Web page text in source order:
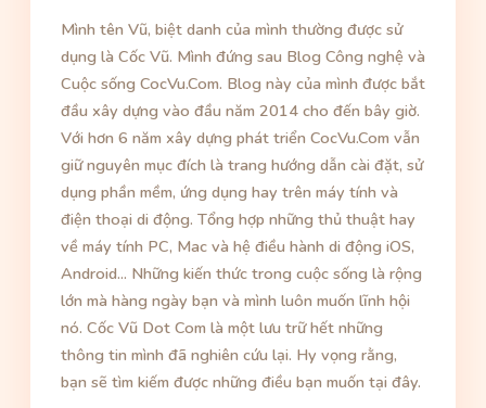
Mình tên Vũ, biệt danh của mình thường được sử
dụng là Cốc Vũ. Mình đứng sau Blog Công nghệ và
Cuộc sống CocVu.Com. Blog này của mình được bắt
đầu xây dựng vào đầu năm 2014 cho đến bây giờ.
Với hơn 6 năm xây dựng phát triển CocVu.Com vẫn
giữ nguyên mục đích là trang hướng dẫn cài đặt, sử
dụng phần mềm, ứng dụng hay trên máy tính và
điện thoại di động. Tổng hợp những thủ thuật hay
về máy tính PC, Mac và hệ điều hành di động iOS,
Android... Những kiến thức trong cuộc sống là rộng
lớn mà hàng ngày bạn và mình luôn muốn lĩnh hội
nó. Cốc Vũ Dot Com là một lưu trữ hết những
thông tin mình đã nghiên cứu lại. Hy vọng rằng,
bạn sẽ tìm kiếm được những điều bạn muốn tại đây.